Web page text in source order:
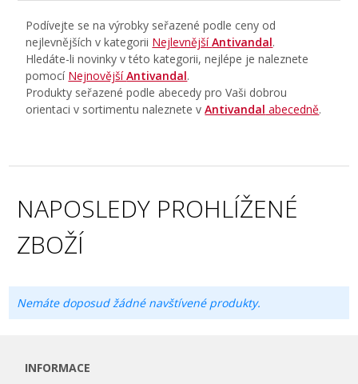
Podívejte se na výrobky seřazené podle ceny od
nejlevnějších v kategorii NejlevnějšíAntivandal.
Hledáte-li novinky v této kategorii, nejlépe je naleznete
pomocí NejnovějšíAntivandal.
Produkty seřazené podle abecedy pro Vaši dobrou
orientaci v sortimentu naleznete vAntivandal abecedně.
NAPOSLEDY PROHLÍŽENÉ
ZBOŽÍ
Nemáte doposud žádné navštívené produkty.
INFORMACE